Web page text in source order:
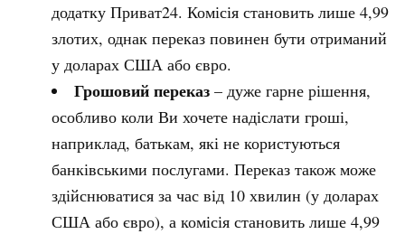
додатку Приват24. Комісія становить лише 4,99
злотих, однак переказ повинен бути отриманий
у доларах США або євро.
Грошовий переказ – дуже гарне рішення,
особливо коли Ви хочете надіслати гроші,
наприклад, батькам, які не користуються
банківськими послугами. Переказ також може
здійснюватися за час від 10 хвилин (у доларах
США або євро), а комісія становить лише 4,99